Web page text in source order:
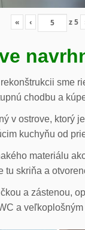
« ‹ z5
sme
chodbu a
v ostrove, ktorý
kuchyňu od
materiálu
tu skriňa a
a zástenou,
a veľkoplošným